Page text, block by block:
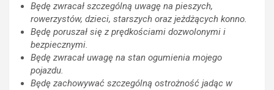
Będę zwracał szczególną uwagę na pieszych,
rowerzystów, dzieci, starszych oraz jeżdżących konno.
Będę poruszał się z prędkościami dozwolonymi i
bezpiecznymi.
Będę zwracał uwagę na stan ogumienia mojego
pojazdu.
Będę zachowywać szczególną ostrożność jadąc w